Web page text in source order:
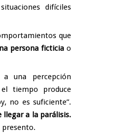
difíciles
que
persona ficticia o
a una percepción
tiempo produce
no es suficiente”.
llegar a la parálisis.